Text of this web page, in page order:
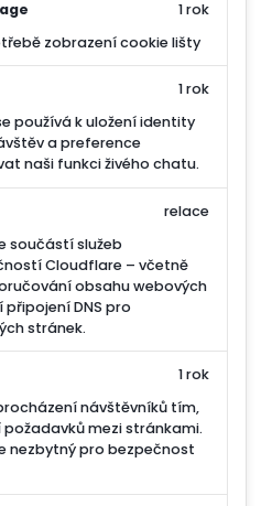
zobrazení cookie lišty
1 rok
používá k uložení identity
a preference
naši funkci živého chatu.
1 rok
součástí služeb
Cloudflare – včetně
obsahu webových
DNS pro
stránek.
relace
návštěvníků tím,
mezi stránkami.
nezbytný pro bezpečnost
1 rok